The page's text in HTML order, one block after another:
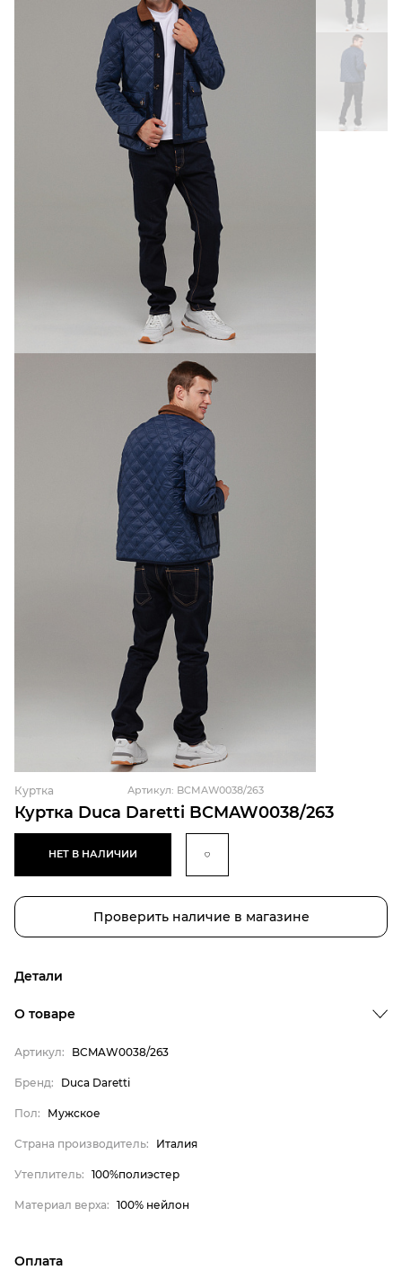
Куртка Duca Daretti BCMAW0038/263
Куртка Артикул: BCMAW0038/263
НЕТ В НАЛИЧИИ
Проверить наличие в магазине
Детали
Бренд
Duca Daretti
О товаре
Артикул: BCMAW0038/263
Бренд: Duca Daretti
Пол: Мужское
Страна производитель: Италия
Утеплитель: 100%полиэстер
Материал верха: 100% нейлон
Оплата